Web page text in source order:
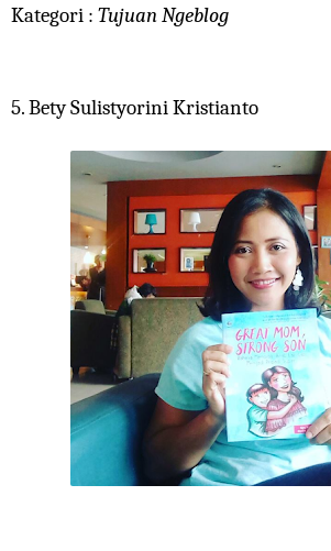
Kategori : Tujuan Ngeblog
5. Bety Sulistyorini Kristianto